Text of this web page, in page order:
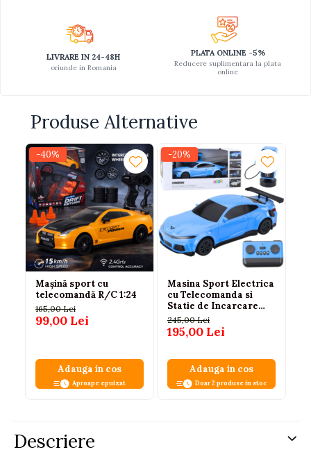
Seturi de doctor
Seturi de rufe
Trenulete
Vehicule de constructii
LIVRARE IN 24-48H
oriunde in Romania
PLATA ONLINE -5%
Reducere suplimentara la plata
online
Produse Alternative
-40%
Mașină sport cu
telecomandă R/C 1:24
165,00 Lei
99,00 Lei
Adauga in cos
Aproape epuizat
-20%
Masina Sport Electrica
cu Telecomanda si
Statie de Incarcare
Albastra, 3 ANI+
245,00 Lei
195,00 Lei
Adauga in cos
Doar 2 produse in stoc
Descriere